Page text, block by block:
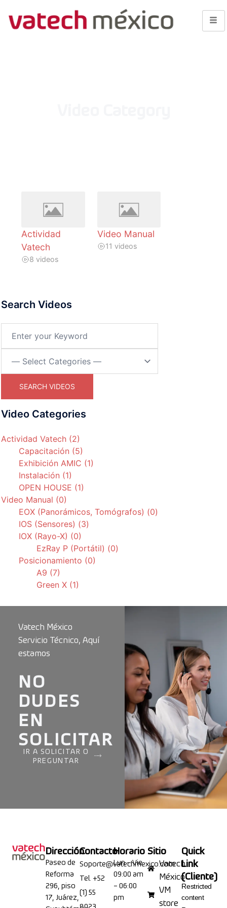
Actividad
Vatech
8 videos
Video Manual
11 videos
Search Videos
Video Categories
Actividad Vatech (2)
Capacitación (5)
Exhibición AMIC (1)
Instalación (1)
OPEN HOUSE (1)
Video Manual (0)
EOX (Panorámicos, Tomógrafos) (0)
IOS (Sensores) (3)
IOX (Rayo-X) (0)
EzRay P (Portátil) (0)
Posicionamiento (0)
A9 (7)
Green X (1)
Vatech México
Servicio Técnico, Aquí
estamos
NO
DUDES
EN
SOLICITAR
IR A SOLICITAR O
PREGUNTAR
Dirección
Paseo de
Reforma
296, piso
17, Juárez,
Contacto
Soporte@vatechmexico.com
Tel. +52
(1) 55
8023
Horario
Lun – Vie
09:00 am
– 06:00
pm
Sitio
Vatech
México
VM
store
Quick
Link
(Cliente)
Restricted
content